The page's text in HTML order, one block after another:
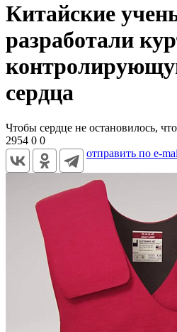
Китайские
разработали
сердца
Чтобы сердце не остановилось,
2954 0 0
отправить по e-